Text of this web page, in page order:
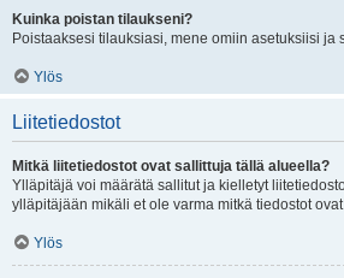
Kuinka poistan tilaukseni?
Poistaaksesi tilauksiasi, mene omiin asetuksiisi ja
Ylös
Liitetiedostot
Mitkä liitetiedostot ovat sallittuja tällä alueella?
Ylläpitäjä voi määrätä sallitut ja kielletyt
ylläpitäjään mikäli et ole varma mitkä tiedostot
Ylös